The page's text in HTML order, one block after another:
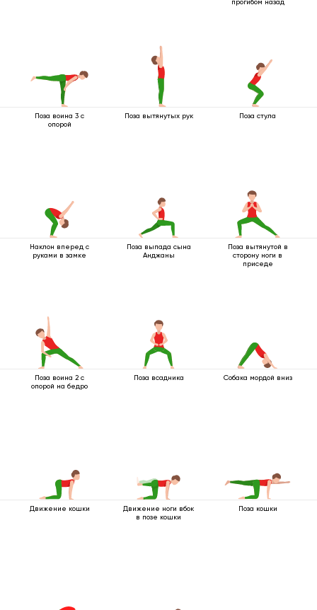
прогибом назад
Поза воина 3 с
опорой
Поза вытянутых рук Поза стула
Наклон вперед с
руками в замке
Поза выпада сына
Анджаны
Поза вытянутой в
сторону ноги в
приседе
Поза воина 2 с
опорой на бедро
Поза всадника Собака мордой вниз
Движение кошки
Движение ноги вбок
в позе кошки
Поза кошки